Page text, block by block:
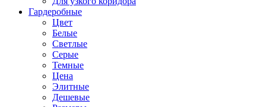
Гардеробные
Цвет
Белые
Светлые
Серые
Темные
Цена
Элитные
Дешевые